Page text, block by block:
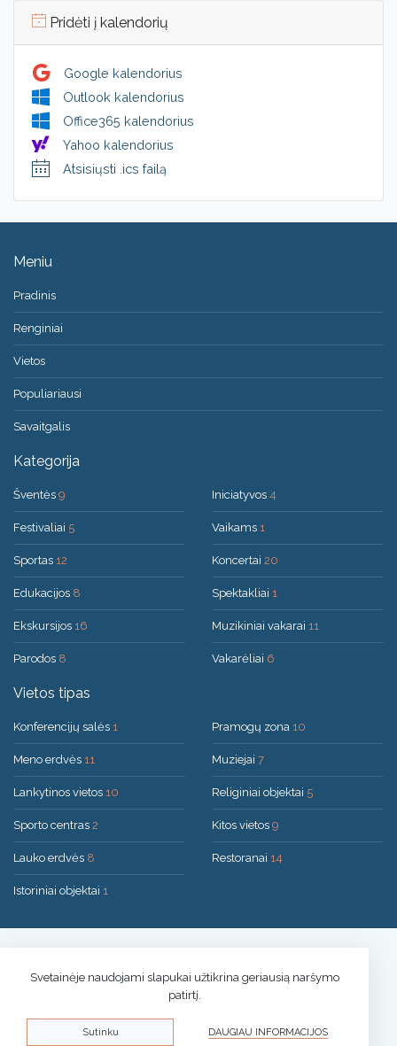
Pridėti į kalendorių
Google kalendorius
Outlook kalendorius
Office365 kalendorius
Yahoo kalendorius
Atsisiųsti .ics failą
Meniu
Pradinis
Renginiai
Vietos
Populiariausi
Savaitgalis
Kategorija
Šventės 9
Festivaliai 5
Sportas 12
Edukacijos 8
Ekskursijos 16
Parodos 8
Iniciatyvos 4
Vaikams 1
Koncertai 20
Spektakliai 1
Muzikiniai vakarai 11
Vakarėliai 6
Vietos tipas
Konferencijų salės 1
Meno erdvės 11
Lankytinos vietos 10
Sporto centras 2
Lauko erdvės 8
Istoriniai objektai 1
Pramogų zona 10
Muziejai 7
Religiniai objektai 5
Kitos vietos 9
Restoranai 14
Privatumo politika
Svetainėje naudojami slapukai užtikrina geriausią naršymo
patirtį.
Sutinku DAUGIAU INFORMACIJOS